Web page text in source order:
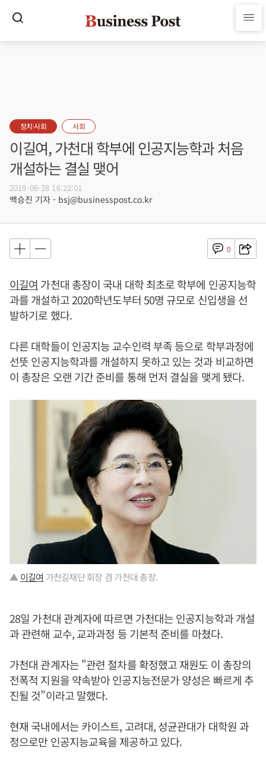
정치·사회 사회
이길여, 가천대 학부에 인공지능학과 처음
개설하는 결실 맺어
2019-06-28 16:22:01
백승진 기자 - bsj@businesspost.co.kr
0
이길여 가천대 총장이 국내 대학 최초로 학부에 인공지능학
과를 개설하고 2020학년도부터 50명 규모로 신입생을 선
발하기로 했다.
다른 대학들이 인공지능 교수인력 부족 등으로 학부과정에
선뜻 인공지능학과를 개설하지 못하고 있는 것과 비교하면
이 총장은 오랜 기간 준비를 통해 먼저 결실을 맺게 됐다.
▲이길여 가천길재단 회장 겸 가천대 총장.
28일 가천대 관계자에 따르면 가천대는 인공지능학과 개설
과 관련해 교수, 교과과정 등 기본적 준비를 마쳤다.
가천대 관계자는 "관련 절차를 확정했고 재원도 이 총장의
전폭적 지원을 약속받아 인공지능전문가 양성은 빠르게 추
진될 것”이라고 말했다.
현재 국내에서는 카이스트, 고려대, 성균관대가 대학원 과
정으로만 인공지능교육을 제공하고 있다.